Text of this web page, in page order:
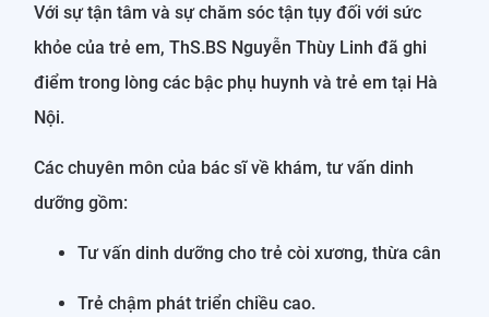
Với sự tận tâm và sự chăm sóc tận tụy đối với sức
khỏe của trẻ em, ThS.BS Nguyễn Thùy Linh đã ghi
điểm trong lòng các bậc phụ huynh và trẻ em tại Hà
Nội.
Các chuyên môn của bác sĩ về khám, tư vấn dinh
dưỡng gồm:
Tư vấn dinh dưỡng cho trẻ còi xương, thừa cân
Trẻ chậm phát triển chiều cao.